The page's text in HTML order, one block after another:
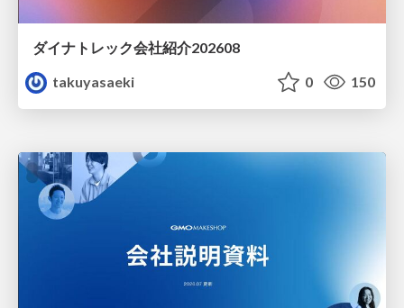
ダイナトレック会社紹介202608
takuyasaeki
0 150